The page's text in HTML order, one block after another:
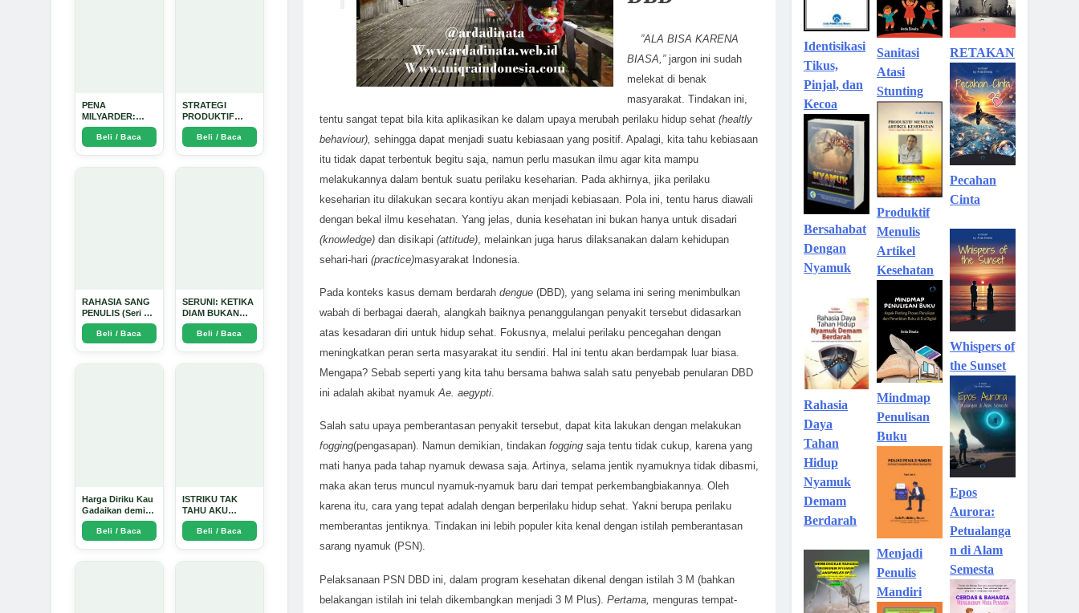
PENA
MILYARDER:
Kisah, Rahasia
Sukses, dan
Panduan Menjadi
Beli / Baca
STRATEGI
PRODUKTIF
MENULIS
UPDATE - Arda
Dinata
Beli / Baca
RAHASIA SANG
PENULIS (Seri 1)
- Arda Dinata
Beli / Baca
SERUNI: KETIKA
DIAM BUKAN
LAGI PILIHAN -
Arda Dinata
Beli / Baca
Harga Diriku Kau
Gadaikan demi
Perempuan Itu -
Arda Dinata
Beli / Baca
ISTRIKU TAK
TAHU AKU
PENGUSAHA
EMAS - Arda
Dinata
Beli / Baca
”ALA BISA KARENA
BIASA,”jargon ini sudah
melekat di benak
masyarakat. Tindakan ini,
tentu sangat tepat bila kita aplikasikan ke dalam upaya merubah perilaku hidup sehat (healtly
behaviour), sehingga dapat menjadi suatu kebiasaan yang positif. Apalagi, kita tahu kebiasaan
itu tidak dapat terbentuk begitu saja, namun perlu masukan ilmu agar kita mampu
melakukannya dalam bentuk suatu perilaku keseharian. Pada akhirnya, jika perilaku
keseharian itu dilakukan secara kontiyu akan menjadi kebiasaan. Pola ini, tentu harus diawali
dengan bekal ilmu kesehatan. Yang jelas, dunia kesehatan ini bukan hanya untuk disadari
(knowledge) dan disikapi (attitude), melainkan juga harus dilaksanakan dalam kehidupan
sehari-hari (practice)masyarakat Indonesia.
Pada konteks kasus demam berdarah dengue (DBD), yang selama ini sering menimbulkan
wabah di berbagai daerah, alangkah baiknya penanggulangan penyakit tersebut didasarkan
atas kesadaran diri untuk hidup sehat. Fokusnya, melalui perilaku pencegahan dengan
meningkatkan peran serta masyarakat itu sendiri. Hal ini tentu akan berdampak luar biasa.
Mengapa? Sebab seperti yang kita tahu bersama bahwa salah satu penyebab penularan DBD
ini adalah akibat nyamukAe. aegypti.
Salah satu upaya pemberantasan penyakit tersebut, dapat kita lakukan dengan melakukan
fogging(pengasapan). Namun demikian, tindakan fogging saja tentu tidak cukup, karena yang
mati hanya pada tahap nyamuk dewasa saja. Artinya, selama jentik nyamuknya tidak dibasmi,
maka akan terus muncul nyamuk-nyamuk baru dari tempat perkembangbiakannya. Oleh
karena itu, cara yang tepat adalah dengan berperilaku hidup sehat. Yakni berupa perilaku
memberantas jentiknya. Tindakan ini lebih populer kita kenal dengan istilah pemberantasan
sarang nyamuk (PSN).
Pelaksanaan PSN DBD ini, dalam program kesehatan dikenal dengan istilah 3 M (bahkan
belakangan istilah ini telah dikembangkan menjadi 3 M Plus). Pertama, menguras tempat-
Identisikasi
Tikus,
Pinjal, dan
Kecoa
Bersahabat
Dengan
Nyamuk
Rahasia
Daya
Tahan
Hidup
Nyamuk
Demam
Berdarah
Sanitasi
Atasi
Stunting
Produktif
Menulis
Artikel
Kesehatan
Mindmap
Penulisan
Buku
Menjadi
Penulis
Mandiri
RETAKAN
Pecahan
Cinta
Whispers of
the Sunset
Epos
Aurora:
Petualanga
n di Alam
Semesta